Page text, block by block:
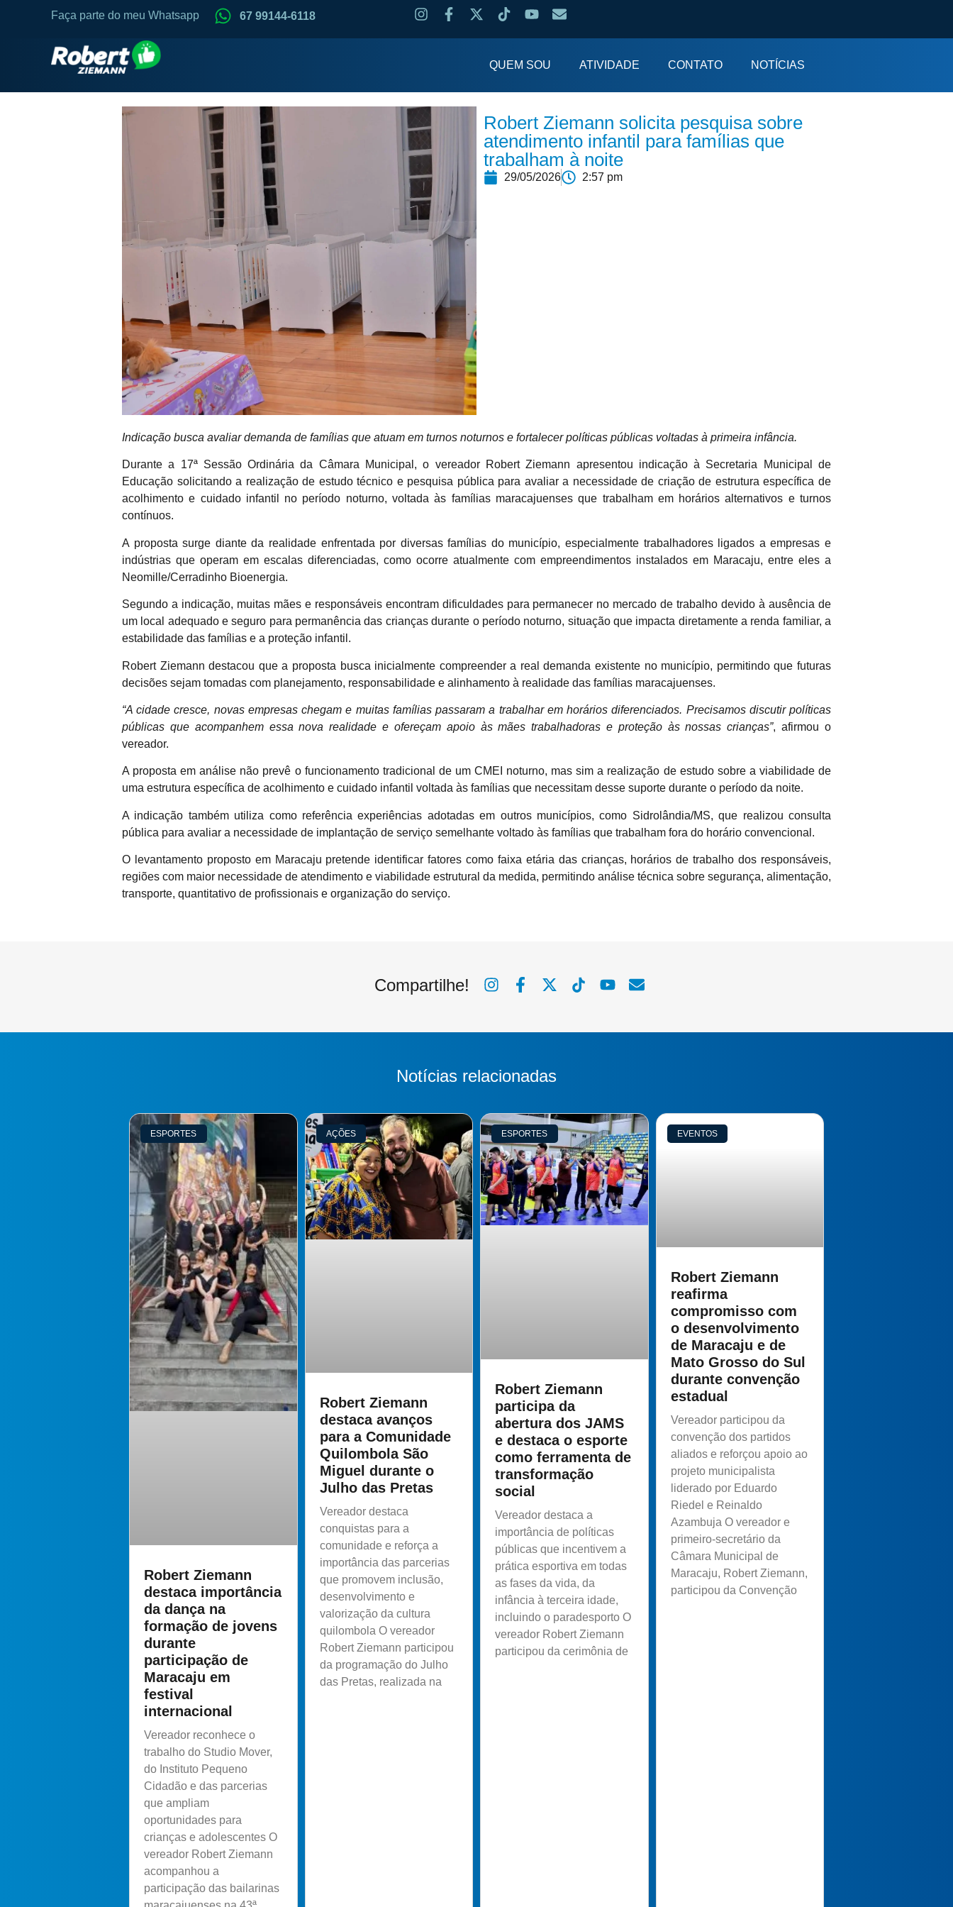
Faça parte do meu Whatsapp 67 99144-6118
QUEM SOU ATIVIDADE CONTATO NOTÍCIAS
Robert Ziemann solicita pesquisa sobre
atendimento infantil para famílias que
trabalham à noite
29/05/2026 2:57 pm
Indicação busca avaliar demanda de famílias que atuam em turnos noturnos e fortalecer políticas públicas voltadas à primeira infância.
Durante a 17ª Sessão Ordinária da Câmara Municipal, o vereador Robert Ziemann apresentou indicação à Secretaria Municipal de
Educação solicitando a realização de estudo técnico e pesquisa pública para avaliar a necessidade de criação de estrutura específica de
acolhimento e cuidado infantil no período noturno, voltada às famílias maracajuenses que trabalham em horários alternativos e turnos
contínuos.
A proposta surge diante da realidade enfrentada por diversas famílias do município, especialmente trabalhadores ligados a empresas e
indústrias que operam em escalas diferenciadas, como ocorre atualmente com empreendimentos instalados em Maracaju, entre eles a
Neomille/Cerradinho Bioenergia.
Segundo a indicação, muitas mães e responsáveis encontram dificuldades para permanecer no mercado de trabalho devido à ausência de
um local adequado e seguro para permanência das crianças durante o período noturno, situação que impacta diretamente a renda familiar, a
estabilidade das famílias e a proteção infantil.
Robert Ziemann destacou que a proposta busca inicialmente compreender a real demanda existente no município, permitindo que futuras
decisões sejam tomadas com planejamento, responsabilidade e alinhamento à realidade das famílias maracajuenses.
“A cidade cresce, novas empresas chegam e muitas famílias passaram a trabalhar em horários diferenciados. Precisamos discutir políticas
públicas que acompanhem essa nova realidade e ofereçam apoio às mães trabalhadoras e proteção às nossas crianças”, afirmou o
vereador.
A proposta em análise não prevê o funcionamento tradicional de um CMEI noturno, mas sim a realização de estudo sobre a viabilidade de
uma estrutura específica de acolhimento e cuidado infantil voltada às famílias que necessitam desse suporte durante o período da noite.
A indicação também utiliza como referência experiências adotadas em outros municípios, como Sidrolândia/MS, que realizou consulta
pública para avaliar a necessidade de implantação de serviço semelhante voltado às famílias que trabalham fora do horário convencional.
O levantamento proposto em Maracaju pretende identificar fatores como faixa etária das crianças, horários de trabalho dos responsáveis,
regiões com maior necessidade de atendimento e viabilidade estrutural da medida, permitindo análise técnica sobre segurança, alimentação,
transporte, quantitativo de profissionais e organização do serviço.
Compartilhe!
Notícias relacionadas
ESPORTES
Robert Ziemann
destaca importância
da dança na
formação de jovens
durante
participação de
Maracaju em
festival
internacional
Vereador reconhece o
trabalho do Studio Mover,
do Instituto Pequeno
Cidadão e das parcerias
que ampliam
oportunidades para
crianças e adolescentes O
vereador Robert Ziemann
acompanhou a
participação das bailarinas
AÇÕES
Robert Ziemann
destaca avanços
para a Comunidade
Quilombola São
Miguel durante o
Julho das Pretas
Vereador destaca
conquistas para a
comunidade e reforça a
importância das parcerias
que promovem inclusão,
desenvolvimento e
valorização da cultura
quilombola O vereador
Robert Ziemann participou
da programação do Julho
das Pretas, realizada na
ESPORTES
Robert Ziemann
participa da
abertura dos JAMS
e destaca o esporte
como ferramenta de
transformação
social
Vereador destaca a
importância de políticas
públicas que incentivem a
prática esportiva em todas
as fases da vida, da
infância à terceira idade,
incluindo o paradesporto O
vereador Robert Ziemann
participou da cerimônia de
EVENTOS
Robert Ziemann
reafirma
compromisso com
o desenvolvimento
de Maracaju e de
Mato Grosso do Sul
durante convenção
estadual
Vereador participou da
convenção dos partidos
aliados e reforçou apoio ao
projeto municipalista
liderado por Eduardo
Riedel e Reinaldo
Azambuja O vereador e
primeiro-secretário da
Câmara Municipal de
Maracaju, Robert Ziemann,
participou da Convenção